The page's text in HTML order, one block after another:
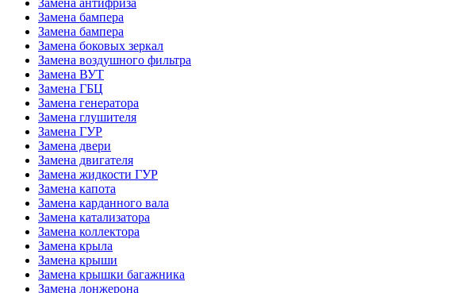
Замена антифриза
Замена бампера
Замена бампера
Замена боковых зеркал
Замена воздушного фильтра
Замена ВУТ
Замена ГБЦ
Замена генератора
Замена глушителя
Замена ГУР
Замена двери
Замена двигателя
Замена жидкости ГУР
Замена капота
Замена карданного вала
Замена катализатора
Замена коллектора
Замена крыла
Замена крыши
Замена крышки багажника
Замена лонжерона